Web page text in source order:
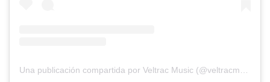
Una publicación compartida por Veltrac Music (@veltracmusic)